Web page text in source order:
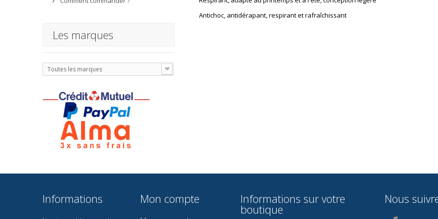
Les marques
Toutes les marques
Antichoc, antidérapant, respirant et rafraîchissant
Informations Mon compte Informations sur votre
boutique
Nous